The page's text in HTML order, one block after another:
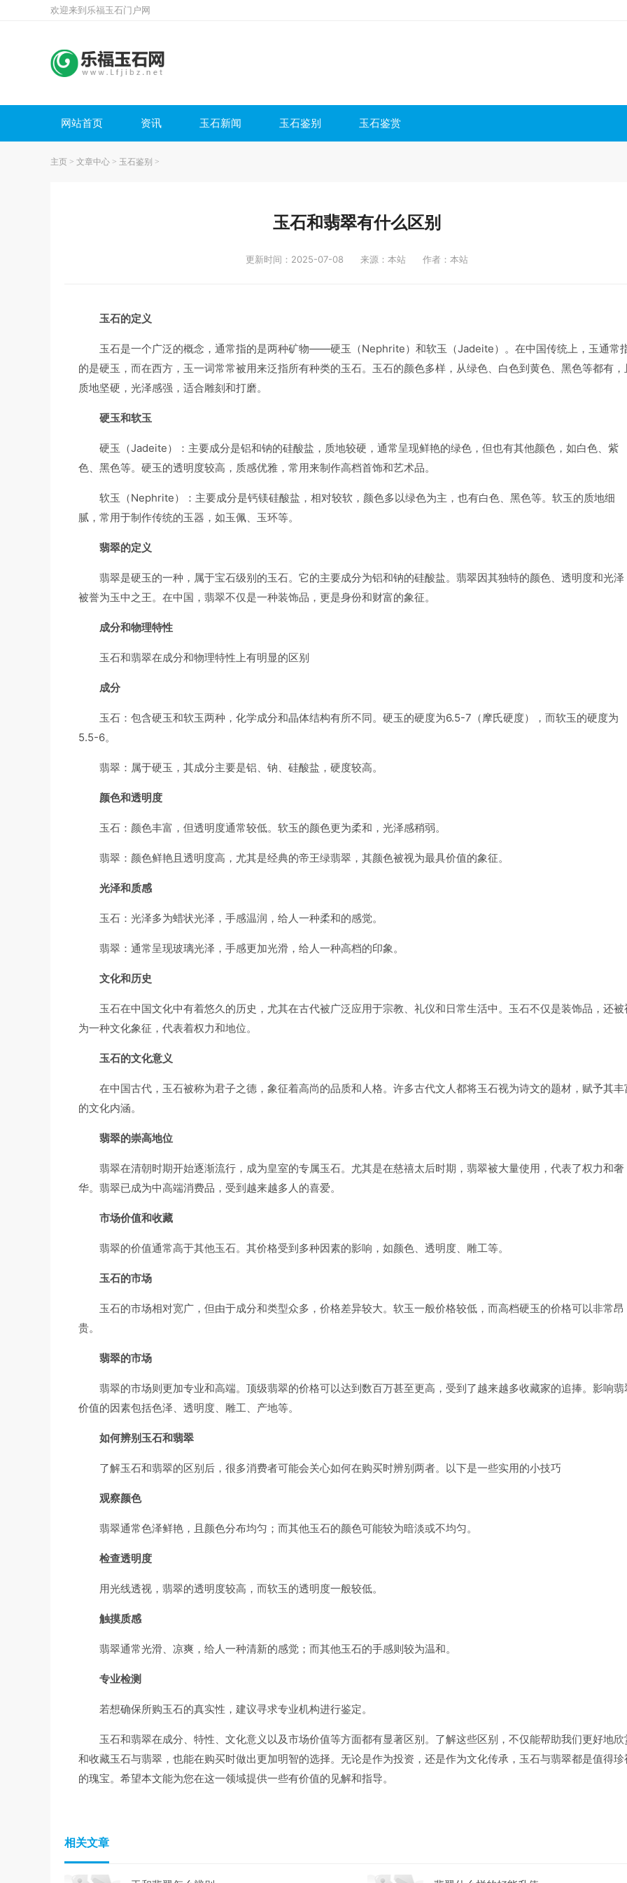
欢迎来到乐福玉石门户网
网站首页 资讯 玉石新闻 玉石鉴别 玉石鉴赏
主页 > 文章中心 > 玉石鉴别 >
玉石和翡翠有什么区别
更新时间：2025-07-08 来源：本站 作者：本站
玉石的定义
玉石是一个广泛的概念，通常指的是两种矿物——硬玉（Nephrite）和软玉（Jadeite）。在中国传统上，玉通常
的是硬玉，而在西方，玉一词常常被用来泛指所有种类的玉石。玉石的颜色多样，从绿色、白色到黄色、黑色等都有，
质地坚硬，光泽感强，适合雕刻和打磨。
硬玉和软玉
硬玉（Jadeite）：主要成分是铝和钠的硅酸盐，质地较硬，通常呈现鲜艳的绿色，但也有其他颜色，如白色、紫
色、黑色等。硬玉的透明度较高，质感优雅，常用来制作高档首饰和艺术品。
软玉（Nephrite）：主要成分是钙镁硅酸盐，相对较软，颜色多以绿色为主，也有白色、黑色等。软玉的质地细
腻，常用于制作传统的玉器，如玉佩、玉环等。
翡翠的定义
翡翠是硬玉的一种，属于宝石级别的玉石。它的主要成分为铝和钠的硅酸盐。翡翠因其独特的颜色、透明度和光泽
被誉为玉中之王。在中国，翡翠不仅是一种装饰品，更是身份和财富的象征。
成分和物理特性
玉石和翡翠在成分和物理特性上有明显的区别
成分
玉石：包含硬玉和软玉两种，化学成分和晶体结构有所不同。硬玉的硬度为6.5-7（摩氏硬度），而软玉的硬度为
5.5-6。
翡翠：属于硬玉，其成分主要是铝、钠、硅酸盐，硬度较高。
颜色和透明度
玉石：颜色丰富，但透明度通常较低。软玉的颜色更为柔和，光泽感稍弱。
翡翠：颜色鲜艳且透明度高，尤其是经典的帝王绿翡翠，其颜色被视为最具价值的象征。
光泽和质感
玉石：光泽多为蜡状光泽，手感温润，给人一种柔和的感觉。
翡翠：通常呈现玻璃光泽，手感更加光滑，给人一种高档的印象。
文化和历史
玉石在中国文化中有着悠久的历史，尤其在古代被广泛应用于宗教、礼仪和日常生活中。玉石不仅是装饰品，还被
为一种文化象征，代表着权力和地位。
玉石的文化意义
在中国古代，玉石被称为君子之德，象征着高尚的品质和人格。许多古代文人都将玉石视为诗文的题材，赋予其丰
的文化内涵。
翡翠的崇高地位
翡翠在清朝时期开始逐渐流行，成为皇室的专属玉石。尤其是在慈禧太后时期，翡翠被大量使用，代表了权力和奢
华。翡翠已成为中高端消费品，受到越来越多人的喜爱。
市场价值和收藏
翡翠的价值通常高于其他玉石。其价格受到多种因素的影响，如颜色、透明度、雕工等。
玉石的市场
玉石的市场相对宽广，但由于成分和类型众多，价格差异较大。软玉一般价格较低，而高档硬玉的价格可以非常昂
贵。
翡翠的市场
翡翠的市场则更加专业和高端。顶级翡翠的价格可以达到数百万甚至更高，受到了越来越多收藏家的追捧。影响翡
价值的因素包括色泽、透明度、雕工、产地等。
如何辨别玉石和翡翠
了解玉石和翡翠的区别后，很多消费者可能会关心如何在购买时辨别两者。以下是一些实用的小技巧
观察颜色
翡翠通常色泽鲜艳，且颜色分布均匀；而其他玉石的颜色可能较为暗淡或不均匀。
检查透明度
用光线透视，翡翠的透明度较高，而软玉的透明度一般较低。
触摸质感
翡翠通常光滑、凉爽，给人一种清新的感觉；而其他玉石的手感则较为温和。
专业检测
若想确保所购玉石的真实性，建议寻求专业机构进行鉴定。
玉石和翡翠在成分、特性、文化意义以及市场价值等方面都有显著区别。了解这些区别，不仅能帮助我们更好地欣
和收藏玉石与翡翠，也能在购买时做出更加明智的选择。无论是作为投资，还是作为文化传承，玉石与翡翠都是值得珍
的瑰宝。希望本文能为您在这一领域提供一些有价值的见解和指导。
相关文章